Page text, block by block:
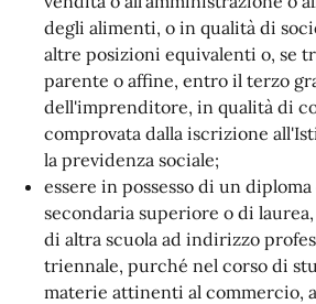
degli alimenti, o in qualità di
altre posizioni equivalenti o, se
parente o affine, entro il terzo
dell'imprenditore, in qualità di
comprovata dalla iscrizione
la previdenza sociale;
essere in possesso di un
secondaria superiore o di
di altra scuola ad indirizzo
triennale, purché nel corso di
materie attinenti al commercio,